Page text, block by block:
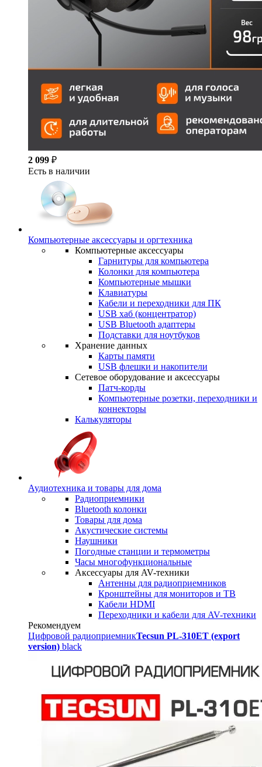
2 099 ₽
Есть в наличии
Компьютерные аксессуары и оргтехника
Компьютерные аксессуары
Гарнитуры для компьютера
Колонки для компьютера
Компьютерные мышки
Клавиатуры
Кабели и переходники для ПК
USB хаб (концентратор)
USB Bluetooth адаптеры
Подставки для ноутбуков
Хранение данных
Карты памяти
USB флешки и накопители
Сетевое оборудование и аксессуары
Патч-корды
Компьютерные розетки, переходники и
коннекторы
Калькуляторы
Аудиотехника и товары для дома
Радиоприемники
Bluetooth колонки
Товары для дома
Акустические системы
Наушники
Погодные станции и термометры
Часы многофункциональные
Аксессуары для AV-техники
Антенны для радиоприемников
Кронштейны для мониторов и ТВ
Кабели HDMI
Переходники и кабели для AV-техники
Рекомендуем
Цифровой радиоприемникTecsun PL-310ET (export
version) black